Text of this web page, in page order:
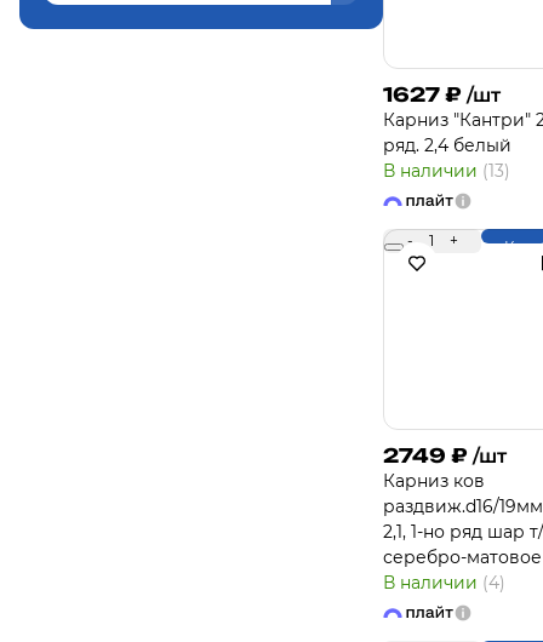
1627 ₽ /шт
Карниз "Кантри"
ряд. 2,4 белый
В наличии (13)
- 1 +
2749 ₽ /шт
Карниз ков
раздвиж.d16/19мм
2,1, 1-но ряд шар
серебро-матовое
В наличии (4)